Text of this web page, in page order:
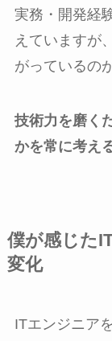
実務・開発経
えていますが
がっているの
技術力を磨く
かを常に考え
僕が感じた
変化
ITエンジニア